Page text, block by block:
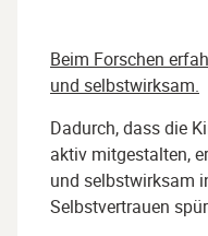
Beim Forschen
und selbstwirksam.
Dadurch, dass die
aktiv mitgestalten,
und selbstwirksam
Selbstvertrauen